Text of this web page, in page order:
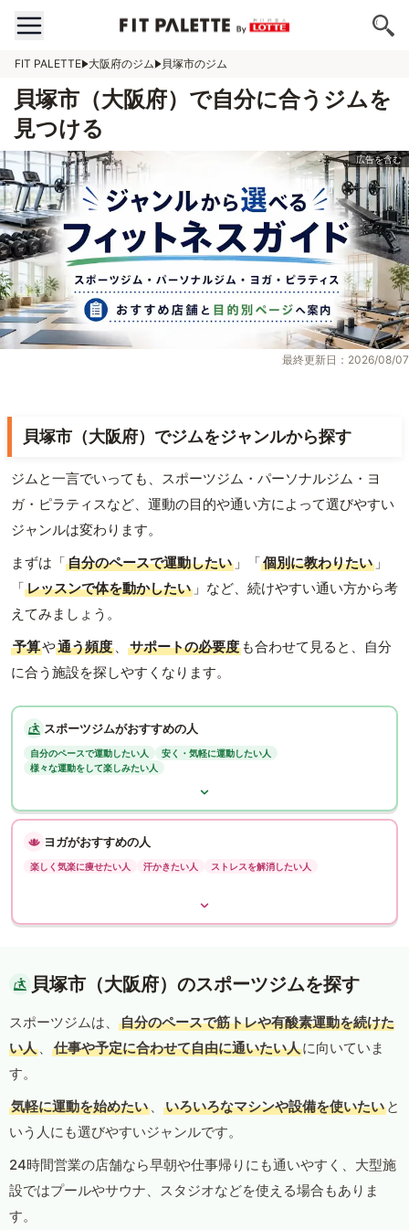
FIT PALETTE 大阪府のジム 貝塚市のジム
貝塚市（大阪府）で自分に合うジムを
見つける
最終更新日：2026/08/07
貝塚市（大阪府）でジムをジャンルから探す
ジムと一言でいっても、スポーツジム・パーソナルジム・ヨ
ガ・ピラティスなど、運動の目的や通い方によって選びやすい
ジャンルは変わります。
まずは「自分のペースで運動したい 」「個別に教わりたい 」
「レッスンで体を動かしたい 」など、続けやすい通い方から考
えてみましょう。
予算や通う頻度 、 サポートの必要度 も合わせて見ると、自分
に合う施設を探しやすくなります。
スポーツジムがおすすめの人
自分のペースで運動したい人
安く・気軽に運動したい人
様々な運動をして楽しみたい人
ヨガがおすすめの人
楽しく気楽に痩せたい人 汗かきたい人 ストレスを解消したい人
貝塚市（大阪府）のスポーツジムを探す
スポーツジムは、
自分のペースで筋トレや有酸素運動を続けた
い人 、 仕事や予定に合わせて自由に通いたい人に向いていま
す。
気軽に運動を始めたい 、 いろいろなマシンや設備を使いたい と
いう人にも選びやすいジャンルです。
24時間営業の店舗なら早朝や仕事帰りにも通いやすく、大型施
設ではプールやサウナ、スタジオなどを使える場合もありま
す。